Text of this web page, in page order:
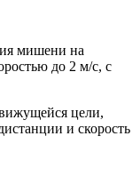
мишени на
до 2 м/с, с
цели,
и скорость